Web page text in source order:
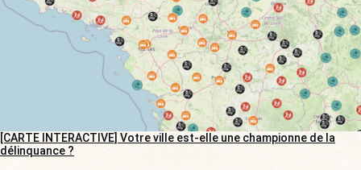
[CARTE INTERACTIVE] Votre ville est-elle une championne de la
délinquance ?